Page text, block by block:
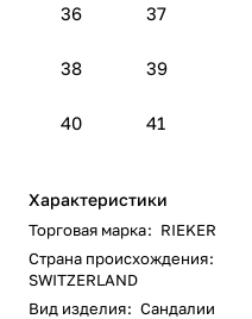
36 37
38 39
40 41
Характеристики
Торговая марка: RIEKER
Страна происхождения:
SWITZERLAND
Вид изделия: Сандалии